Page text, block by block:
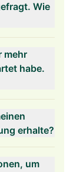
Wie
mehr
habe.
erhalte?
um